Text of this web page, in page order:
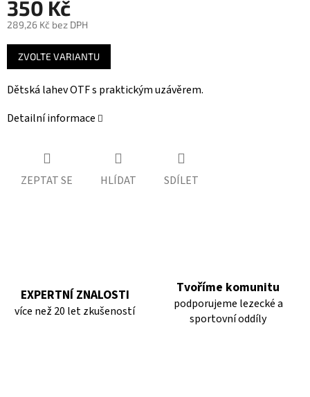
350 Kč
289,26 Kč bez DPH
Měrná
cena:
ZVOLTE VARIANTU
Dětská lahev OTF s praktickým uzávěrem.
Detailní informace
ZEPTAT SE HLÍDAT SDÍLET
EXPERTNÍ ZNALOSTI
více než 20 let zkušeností
Tvoříme komunitu
podporujeme lezecké a
sportovní oddíly